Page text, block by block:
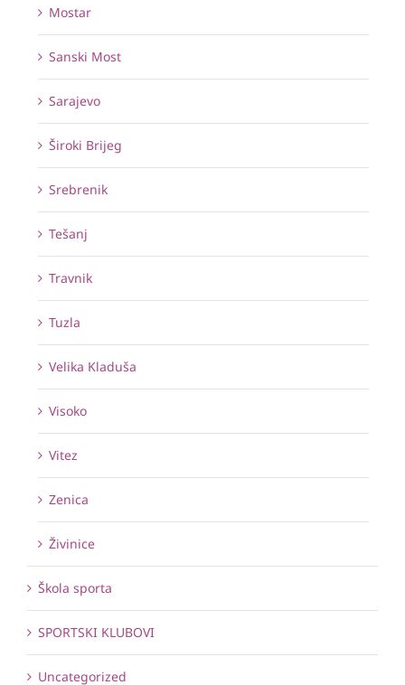
Mostar
Sanski Most
Sarajevo
Široki Brijeg
Srebrenik
Tešanj
Travnik
Tuzla
Velika Kladuša
Visoko
Vitez
Zenica
Živinice
Škola sporta
SPORTSKI KLUBOVI
Uncategorized